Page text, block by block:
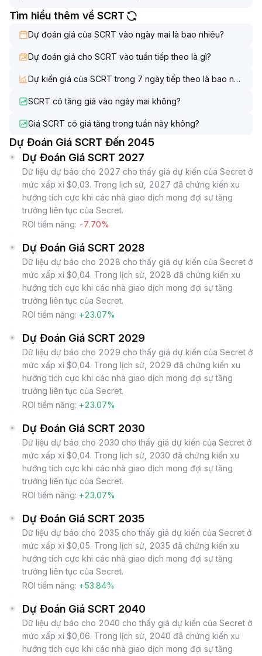
Tìm hiểu thêm về SCRT
Dự đoán giá của SCRT vào ngày mai là bao nhiêu?
Dự đoán giá cho SCRT vào tuần tiếp theo là gì?
Dự kiến giá của SCRT trong 7 ngày tiếp theo là bao nhiêu?
SCRT có tăng giá vào ngày mai không?
Giá SCRT có giá tăng trong tuần này không?
Dự Đoán Giá SCRT Đến 2045
Dự Đoán Giá SCRT 2027
Dữ liệu dự báo cho 2027 cho thấy giá dự kiến của Secret ở
mức xấp xỉ $0,03. Trong lịch sử, 2027 đã chứng kiến xu
hướng tích cực khi các nhà giao dịch mong đợi sự tăng
trưởng liên tục của Secret.
ROI tiềm năng: -7.70%
Dự Đoán Giá SCRT 2028
Dữ liệu dự báo cho 2028 cho thấy giá dự kiến của Secret ở
mức xấp xỉ $0,04. Trong lịch sử, 2028 đã chứng kiến xu
hướng tích cực khi các nhà giao dịch mong đợi sự tăng
trưởng liên tục của Secret.
ROI tiềm năng: +23.07%
Dự Đoán Giá SCRT 2029
Dữ liệu dự báo cho 2029 cho thấy giá dự kiến của Secret ở
mức xấp xỉ $0,04. Trong lịch sử, 2029 đã chứng kiến xu
hướng tích cực khi các nhà giao dịch mong đợi sự tăng
trưởng liên tục của Secret.
ROI tiềm năng: +23.07%
Dự Đoán Giá SCRT 2030
Dữ liệu dự báo cho 2030 cho thấy giá dự kiến của Secret ở
mức xấp xỉ $0,04. Trong lịch sử, 2030 đã chứng kiến xu
hướng tích cực khi các nhà giao dịch mong đợi sự tăng
trưởng liên tục của Secret.
ROI tiềm năng: +23.07%
Dự Đoán Giá SCRT 2035
Dữ liệu dự báo cho 2035 cho thấy giá dự kiến của Secret ở
mức xấp xỉ $0,05. Trong lịch sử, 2035 đã chứng kiến xu
hướng tích cực khi các nhà giao dịch mong đợi sự tăng
trưởng liên tục của Secret.
ROI tiềm năng: +53.84%
Dự Đoán Giá SCRT 2040
Dữ liệu dự báo cho 2040 cho thấy giá dự kiến của Secret ở
mức xấp xỉ $0,06. Trong lịch sử, 2040 đã chứng kiến xu
hướng tích cực khi các nhà giao dịch mong đợi sự tăng